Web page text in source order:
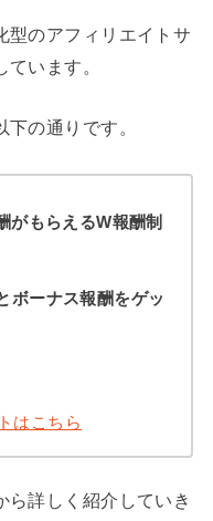
型のアフィリエイトサ
います。
の通りです。
がもらえるW報酬制
ボーナス報酬をゲッ
はこちら
ら詳しく紹介していき